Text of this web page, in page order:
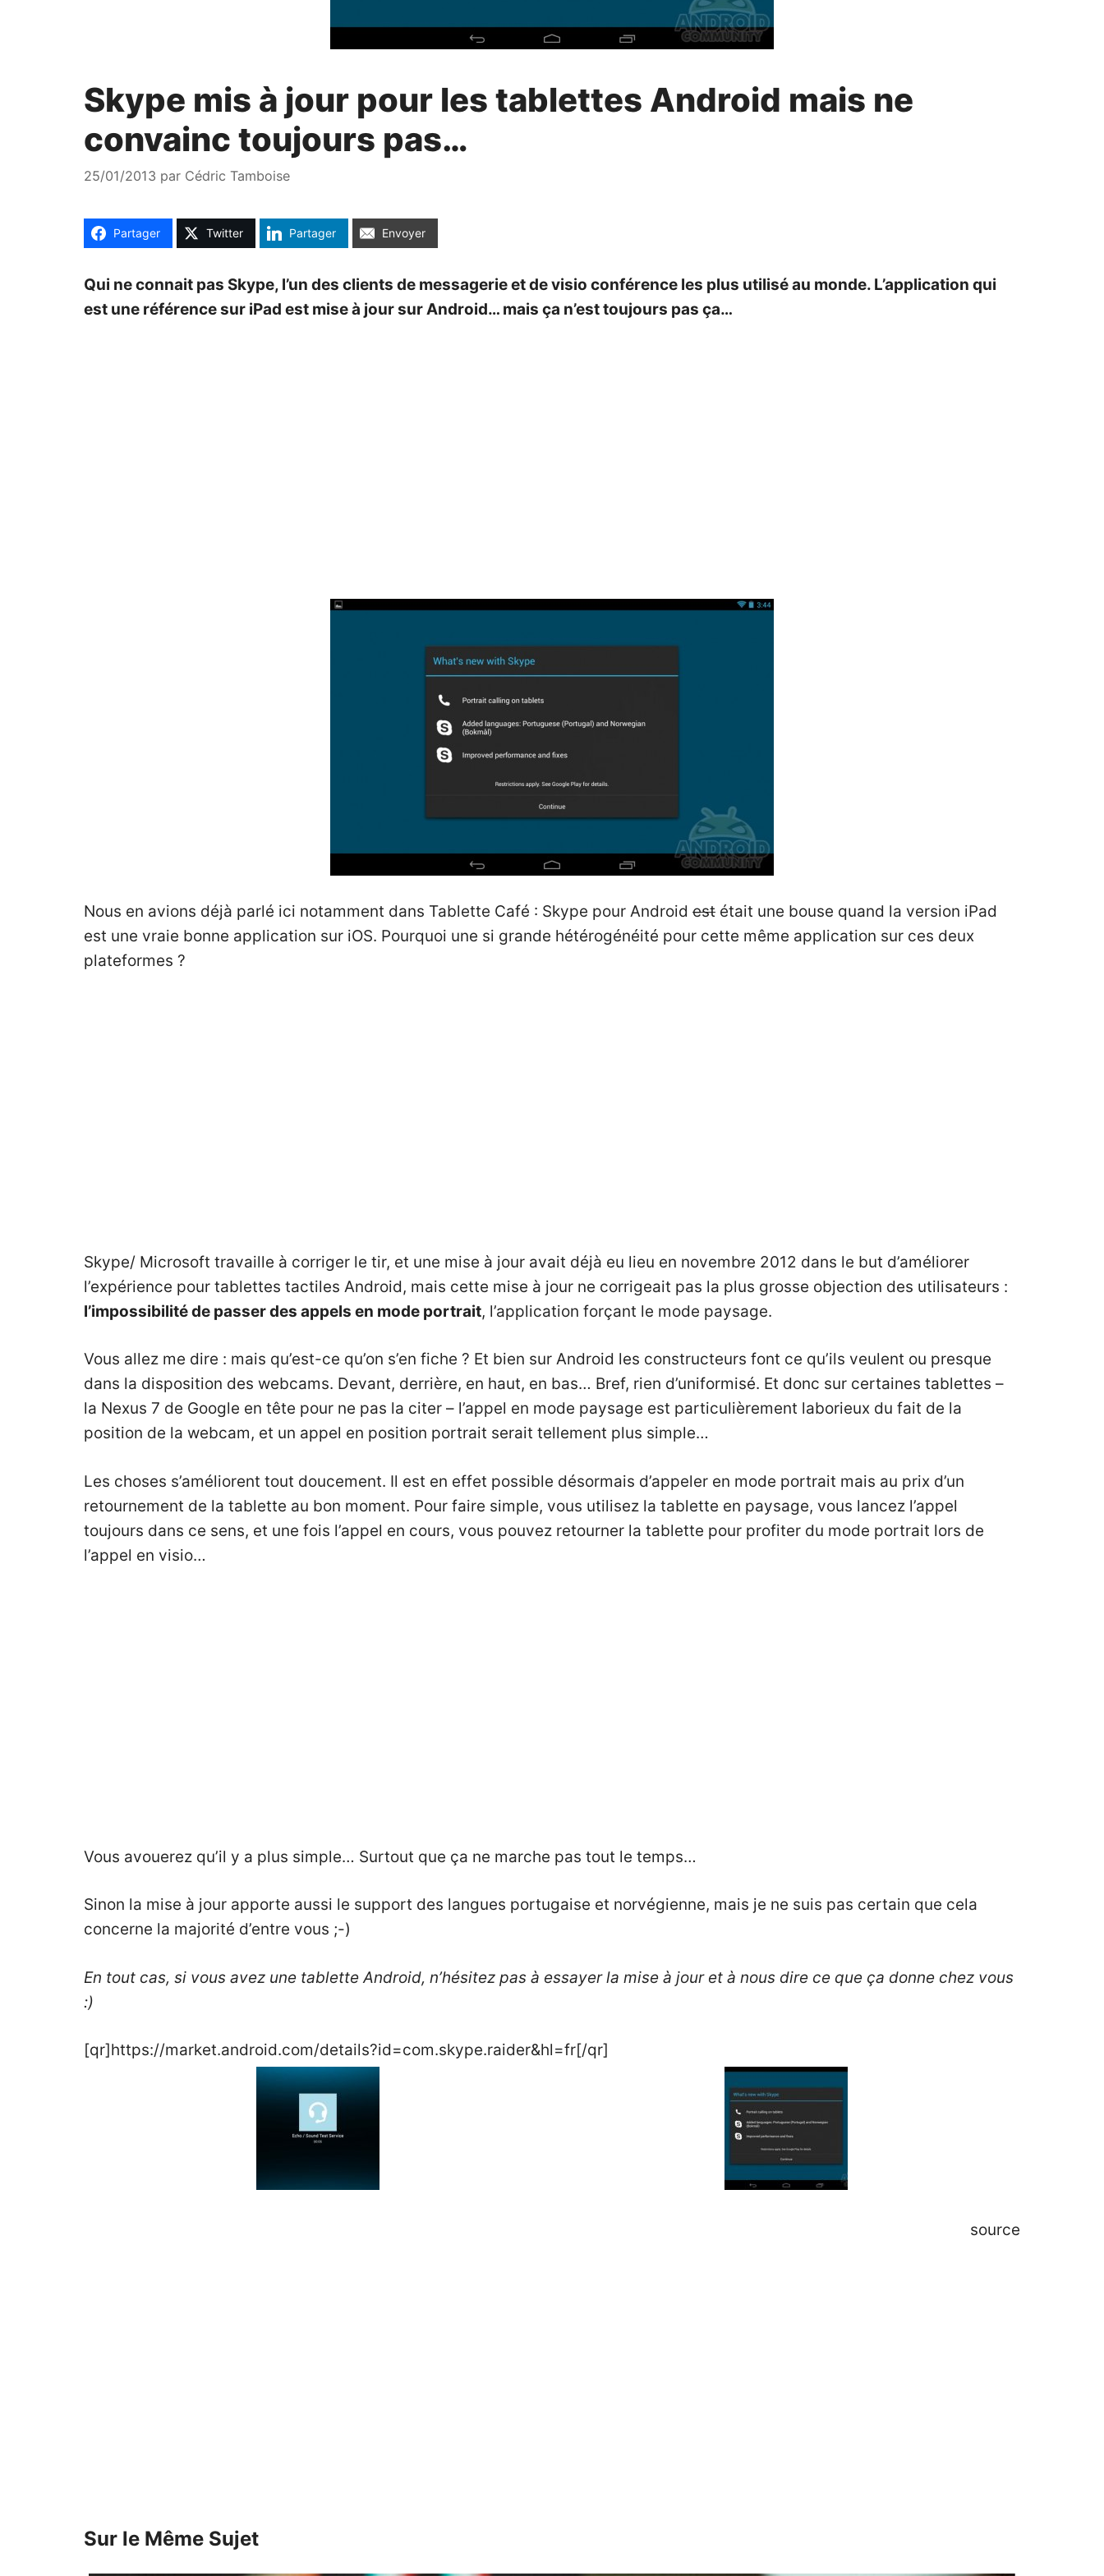
Skype mis à jour pour les tablettes Android mais ne
convainc toujours pas…
25/01/2013 par Cédric Tamboise
Partager Twitter Partager Envoyer
Qui ne connait pas Skype, l’un des clients de messagerie et de visio conférence les plus utilisé au monde. L’application qui
est une référence sur iPad est mise à jour sur Android… mais ça n’est toujours pas ça…
Nous en avions déjà parlé ici notamment dans Tablette Café : Skype pour Android est était une bouse quand la version iPad
est une vraie bonne application sur iOS. Pourquoi une si grande hétérogénéité pour cette même application sur ces deux
plateformes ?
Skype/ Microsoft travaille à corriger le tir, et une mise à jour avait déjà eu lieu en novembre 2012 dans le but d’améliorer
l’expérience pour tablettes tactiles Android, mais cette mise à jour ne corrigeait pas la plus grosse objection des utilisateurs :
l’impossibilité de passer des appels en mode portrait, l’application forçant le mode paysage.
Vous allez me dire : mais qu’est-ce qu’on s’en fiche ? Et bien sur Android les constructeurs font ce qu’ils veulent ou presque
dans la disposition des webcams. Devant, derrière, en haut, en bas… Bref, rien d’uniformisé. Et donc sur certaines tablettes –
la Nexus 7 de Google en tête pour ne pas la citer – l’appel en mode paysage est particulièrement laborieux du fait de la
position de la webcam, et un appel en position portrait serait tellement plus simple…
Les choses s’améliorent tout doucement. Il est en effet possible désormais d’appeler en mode portrait mais au prix d’un
retournement de la tablette au bon moment. Pour faire simple, vous utilisez la tablette en paysage, vous lancez l’appel
toujours dans ce sens, et une fois l’appel en cours, vous pouvez retourner la tablette pour profiter du mode portrait lors de
l’appel en visio…
Vous avouerez qu’il y a plus simple… Surtout que ça ne marche pas tout le temps…
Sinon la mise à jour apporte aussi le support des langues portugaise et norvégienne, mais je ne suis pas certain que cela
concerne la majorité d’entre vous ;-)
En tout cas, si vous avez une tablette Android, n’hésitez pas à essayer la mise à jour et à nous dire ce que ça donne chez vous
:)
[qr]https://market.android.com/details?id=com.skype.raider&hl=fr[/qr]
source
Sur le Même Sujet